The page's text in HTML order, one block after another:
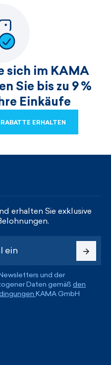
sich im KAMA
Sie bis zu 9 %
Einkäufe
ERHALTEN
erhalten Sie exklusive
und der
Daten gemäß den
KAMA GmbH